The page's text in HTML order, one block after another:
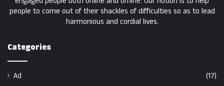
people to come out of their shackles of difficulties so as to lead
harmonious and cordial lives.
Categories
Ad
(17)